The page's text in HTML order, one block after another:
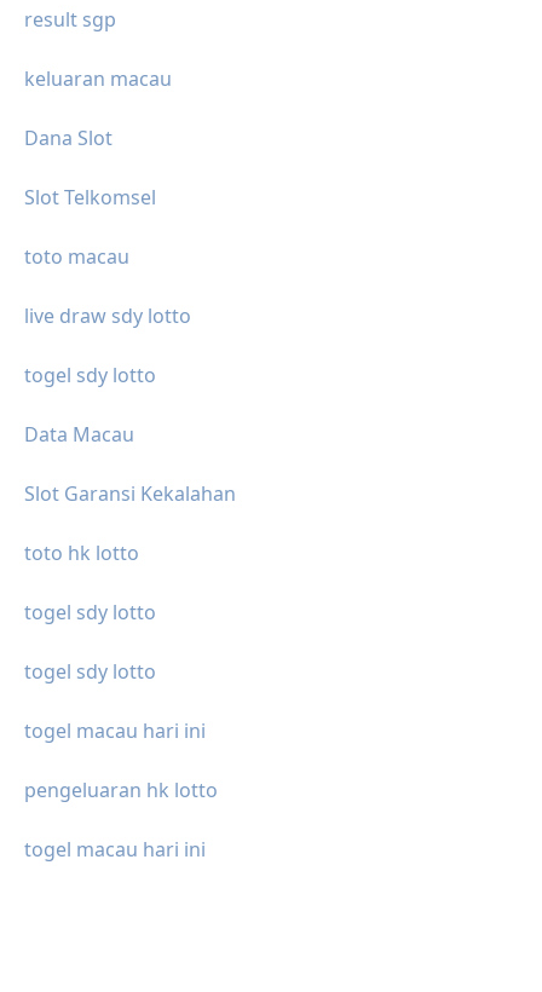
result sgp
keluaran macau
Dana Slot
Slot Telkomsel
toto macau
live draw sdy lotto
togel sdy lotto
Data Macau
Slot Garansi Kekalahan
toto hk lotto
togel sdy lotto
togel sdy lotto
togel macau hari ini
pengeluaran hk lotto
togel macau hari ini